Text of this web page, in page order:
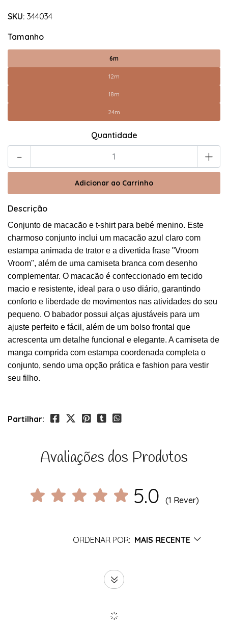
SKU: 344034
Tamanho
6m
12m
18m
24m
Quantidade
- +
Descrição
Conjunto de macacão e t-shirt para bebé menino. Este
charmoso conjunto inclui um macacão azul claro com
estampa animada de trator e a divertida frase "Vroom
Vroom", além de uma camiseta branca com desenho
complementar. O macacão é confeccionado em tecido
macio e resistente, ideal para o uso diário, garantindo
conforto e liberdade de movimentos nas atividades do seu
pequeno. O babador possui alças ajustáveis ​​para um
ajuste perfeito e fácil, além de um bolso frontal que
acrescenta um detalhe funcional e elegante. A camiseta de
manga comprida com estampa coordenada completa o
conjunto, sendo uma opção prática e fashion para vestir
seu filho.
Partilhar:
Avaliações dos Produtos
5.0 (1 Rever)
ORDENAR POR: MAIS RECENTE